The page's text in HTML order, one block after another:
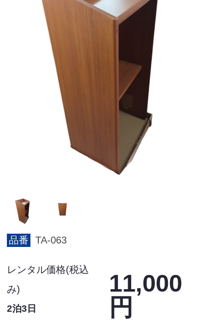
品番 TA-063
レンタル価格(税込
み)
2泊3日
11,000
円